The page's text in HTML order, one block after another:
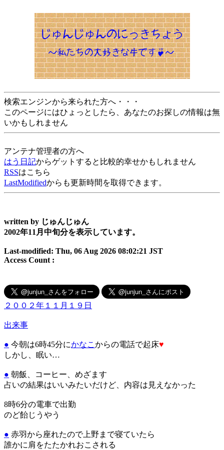
検索エンジンから来られた方へ・・・
このページにはひょっとしたら、あなたのお探しの情報は無
いかもしれません
アンテナ管理者の方へ
はう日記からゲットすると比較的幸せかもしれません
RSSはこちら
LastModifiedからも更新時間を取得できます。
written by じゅんじゅん
2002年11月中旬分を表示しています。
Last-modified: Thu, 06 Aug 2026 08:02:21 JST
Access Count :
２００２年１１月１９日
出来事
● 今朝は6時45分にかなこ からの電話で起床♥
しかし、眠い…
● 朝飯、コーヒー、めざます
占いの結果はいいみたいだけど、内容は見えなかった
8時6分の電車で出勤
のど飴じうやう
● 赤羽から座れたので上野まで寝ていたら
誰かに肩をたたかれおこされる